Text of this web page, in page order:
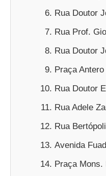
Rua Doutor
Rua Prof.
Rua Doutor
Praça
Rua Doutor
Rua Adele
Rua
Avenida
Praça Mons.